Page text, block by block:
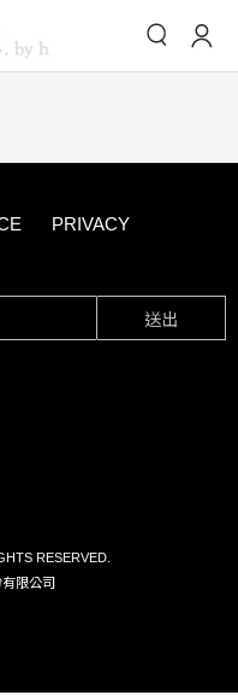
PRIVACY
送出
RESERVED.
限公司